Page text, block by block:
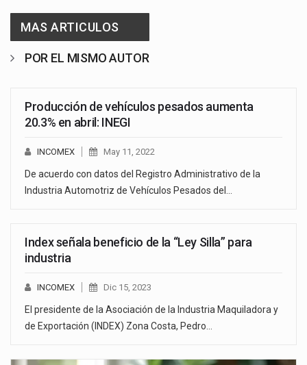
MAS ARTICULOS
POR EL MISMO AUTOR
Producción de vehículos pesados aumenta
20.3% en abril: INEGI
INCOMEX May 11, 2022
De acuerdo con datos del Registro Administrativo de la
Industria Automotriz de Vehículos Pesados del…
Index señala beneficio de la “Ley Silla” para
industria
INCOMEX Dic 15, 2023
El presidente de la Asociación de la Industria Maquiladora y
de Exportación (INDEX) Zona Costa, Pedro…